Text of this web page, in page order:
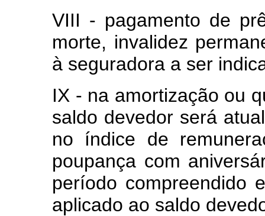
VIII - pagamento de
morte, invalidez
à seguradora a ser
IX - na amortização ou
saldo devedor será
no índice de
poupança com
período compreendido
aplicado ao saldo